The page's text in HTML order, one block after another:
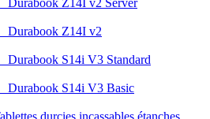
Z14I v2 Server
Z14I v2
S14i V3 Standard
S14i V3 Basic